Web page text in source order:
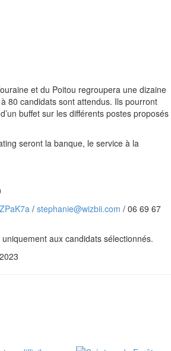
et du Poitou regroupera une dizaine
80 candidats sont attendus. Ils pourront
buffet sur les différents postes proposés
seront la banque, le service à la
/ stephanie@wizbii.com / 06 69 67
aux candidats sélectionnés.